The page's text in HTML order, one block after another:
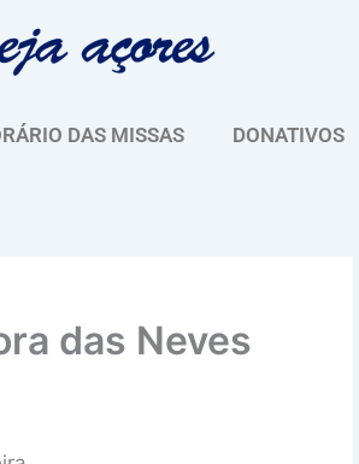
DAS MISSAS DONATIVOS
das Neves